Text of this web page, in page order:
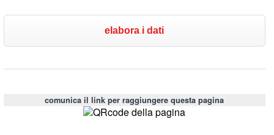
comunica il link per raggiungere questa pagina